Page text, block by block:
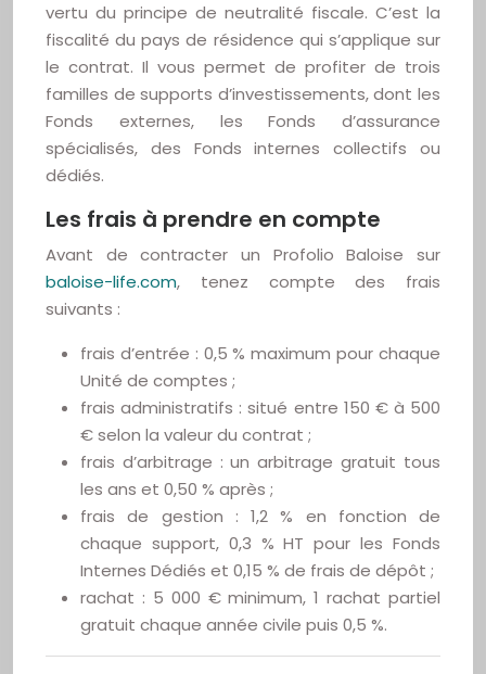
vertu du principe de neutralité fiscale. C’est la
fiscalité du pays de résidence qui s’applique sur
le contrat. Il vous permet de profiter de trois
familles de supports d’investissements, dont les
Fonds externes, les Fonds d’assurance
spécialisés, des Fonds internes collectifs ou
dédiés.
Les frais à prendre en compte
Avant de contracter un Profolio Baloise sur
baloise-life.com, tenez compte des frais
suivants :
frais d’entrée : 0,5 % maximum pour chaque
Unité de comptes ;
frais administratifs : situé entre 150 € à 500
€ selon la valeur du contrat ;
frais d’arbitrage : un arbitrage gratuit tous
les ans et 0,50 % après ;
frais de gestion : 1,2 % en fonction de
chaque support, 0,3 % HT pour les Fonds
Internes Dédiés et 0,15 % de frais de dépôt ;
rachat : 5 000 € minimum, 1 rachat partiel
gratuit chaque année civile puis 0,5 %.